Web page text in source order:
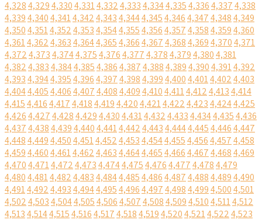
4,3284,3294,3304,3314,3324,3334,3344,3354,3364,3374,338
4,3394,3404,3414,3424,3434,3444,3454,3464,3474,3484,349
4,3504,3514,3524,3534,3544,3554,3564,3574,3584,3594,360
4,3614,3624,3634,3644,3654,3664,3674,3684,3694,3704,371
4,3724,3734,3744,3754,3764,3774,3784,3794,3804,381
4,3824,3834,3844,3854,3864,3874,3884,3894,3904,3914,392
4,3934,3944,3954,3964,3974,3984,3994,4004,4014,4024,403
4,4044,4054,4064,4074,4084,4094,4104,4114,4124,4134,414
4,4154,4164,4174,4184,4194,4204,4214,4224,4234,4244,425
4,4264,4274,4284,4294,4304,4314,4324,4334,4344,4354,436
4,4374,4384,4394,4404,4414,4424,4434,4444,4454,4464,447
4,4484,4494,4504,4514,4524,4534,4544,4554,4564,4574,458
4,4594,4604,4614,4624,4634,4644,4654,4664,4674,4684,469
4,4704,4714,4724,4734,4744,4754,4764,4774,4784,479
4,4804,4814,4824,4834,4844,4854,4864,4874,4884,4894,490
4,4914,4924,4934,4944,4954,4964,4974,4984,4994,5004,501
4,5024,5034,5044,5054,5064,5074,5084,5094,5104,5114,512
4,5134,5144,5154,5164,5174,5184,5194,5204,5214,5224,523